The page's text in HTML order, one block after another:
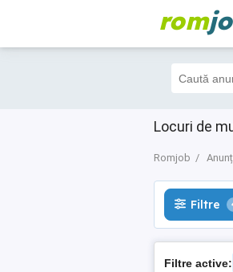
rom
Locuri de
Romjob
Filtre 4
Filtre
Filtre active: